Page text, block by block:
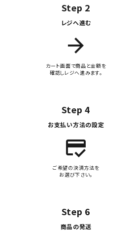
Step 2
レジへ進む
arrow_forward
カート画面で商品と金額を
確認しレジへ進みます。
Step 4
お支払い方法の設定
credit_score
ご希望の決済方法を
お選び下さい。
Step 6
商品の発送